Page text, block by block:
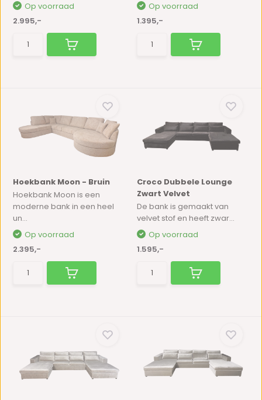
Op voorraad
2.995,-
Op voorraad
1.395,-
Hoekbank Moon - Bruin
Hoekbank Moon is een
moderne bank in een heel
un...
Op voorraad
2.395,-
Croco Dubbele Lounge
Zwart Velvet
De bank is gemaakt van
velvet stof en heeft zwar...
Op voorraad
1.595,-